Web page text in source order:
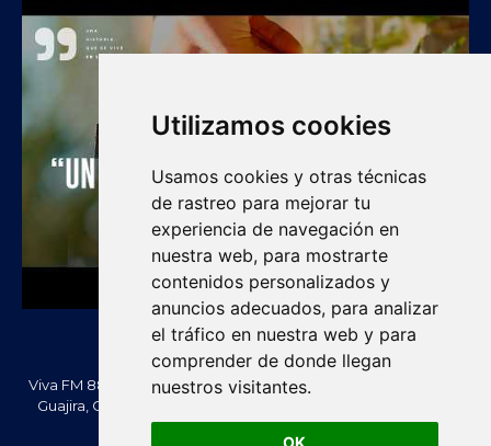
Utilizamos cookies
Usamos cookies y otras técnicas
de rastreo para mejorar tu
experiencia de navegación en
nuestra web, para mostrarte
contenidos personalizados y
anuncios adecuados, para analizar
el tráfico en nuestra web y para
comprender de donde llegan
nuestros visitantes.
OK
Viva FM 88.2 FM es una emisora comunitaria de Villanueva, La
Guajira, Colombia. Información, noticias, cultura, vallenato y
actualidad regional.